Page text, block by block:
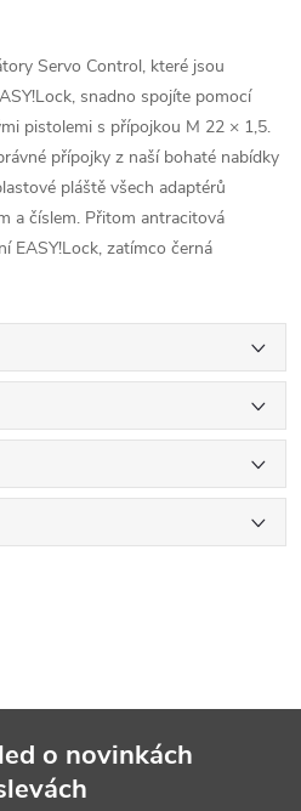
Servo Control, které jsou
snadno spojíte pomocí
pistolemi s přípojkou M 22 × 1,5.
přípojky z naší bohaté nabídky
pláště všech adaptérů
a číslem. Přitom antracitová
EASY!Lock, zatímco černá
o novinkách